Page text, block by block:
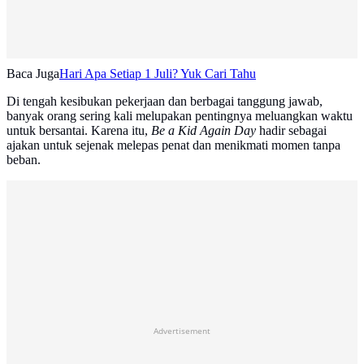
Baca JugaHari Apa Setiap 1 Juli? Yuk Cari Tahu
Di tengah kesibukan pekerjaan dan berbagai tanggung jawab,
banyak orang sering kali melupakan pentingnya meluangkan waktu
untuk bersantai. Karena itu, Be a Kid Again Day hadir sebagai
ajakan untuk sejenak melepas penat dan menikmati momen tanpa
beban.
Advertisement